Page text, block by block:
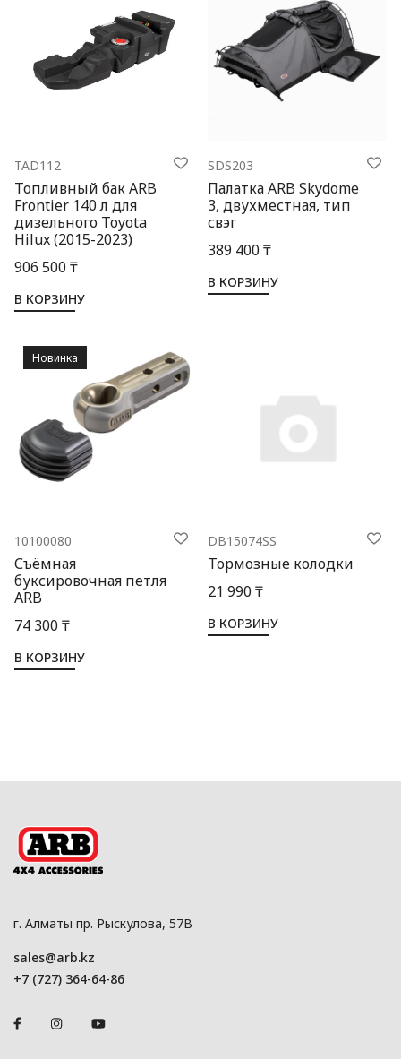
TAD112
Топливный бак ARB
Frontier 140 л для
дизельного Toyota
Hilux (2015-2023)
906 500 ₸
В КОРЗИНУ
SDS203
Палатка ARB Skydome
3, двухместная, тип
свэг
389 400 ₸
В КОРЗИНУ
10100080
Съёмная
буксировочная петля
ARB
74 300 ₸
В КОРЗИНУ
Новинка
DB15074SS
Тормозные колодки
21 990 ₸
В КОРЗИНУ
г. Алматы пр. Рыскулова, 57В
sales@arb.kz
+7 (727) 364-64-86